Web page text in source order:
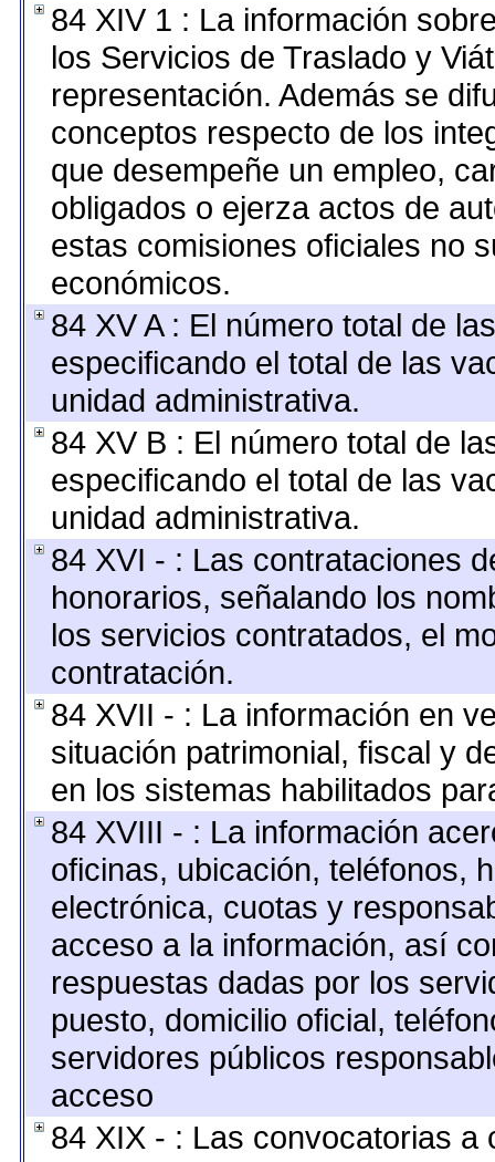
84 XIV 1 : La información
los Servicios de Traslado y
representación. Además se
conceptos respecto de los
que desempeñe un empleo,
obligados o ejerza actos de
estas comisiones oficiales no
económicos.
84 XV A : El número total de
especificando el total de las
unidad administrativa.
84 XV B : El número total de
especificando el total de las
unidad administrativa.
84 XVI - : Las contrataciones
honorarios, señalando los
los servicios contratados, el
contratación.
84 XVII - : La información en
situación patrimonial, fiscal y
en los sistemas habilitados
84 XVIII - : La información
oficinas, ubicación, teléfonos,
electrónica, cuotas y
acceso a la información, así
respuestas dadas por los
puesto, domicilio oficial,
servidores públicos
acceso
84 XIX - : Las convocatorias